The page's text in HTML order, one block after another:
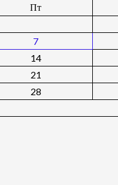
Пт
7
14
21
28